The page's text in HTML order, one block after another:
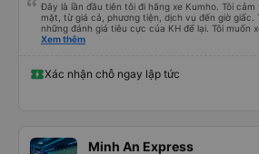
Đây là lần đầu tiên tôi đi hãng xe Kumho. Tôi cảm
mặt, từ giá cả, phương tiện, dịch vụ đến giờ giấc.
những đánh giá tiêu cực của KH để lại. Tôi muốn
thử 1 lần cho biết. Có thể do tôi may mắn, tôi đã 0 gặp phải những điều tệ
quảng đường đầu. Tôi sẽ tiếp tục ủng hộ nhà xe.
Chân thành cám ơn nhà xe.
Xem thêm
Xác nhận chỗ ngay lập tức
Minh An Express